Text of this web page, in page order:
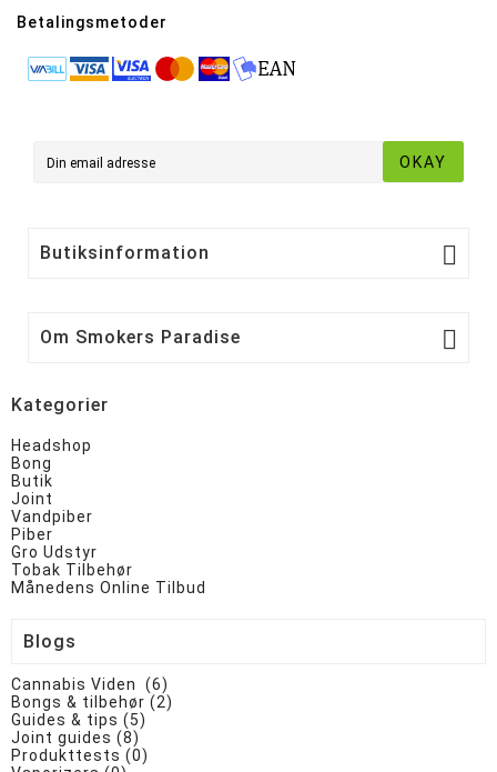
Betalingsmetoder
OKAY
Butiksinformation 
Om Smokers Paradise 
Kategorier
Headshop
Bong
Butik
Joint
Vandpiber
Piber
Gro Udstyr
Tobak Tilbehør
Månedens Online Tilbud
Blogs
Cannabis Viden (6)
Bongs & tilbehør (2)
Guides & tips (5)
Joint guides (8)
Produkttests (0)